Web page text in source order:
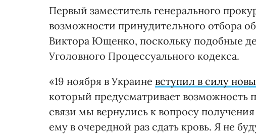
Первый заместитель генерального
возможности принудительного отбора
Виктора Ющенко, поскольку подобные
Уголовного Процессуального кодекса.
«19 ноября в Украине вступил в силу
который предусматривает возможность
связи мы вернулись к вопросу
ему в очередной раз сдать кровь. Я не